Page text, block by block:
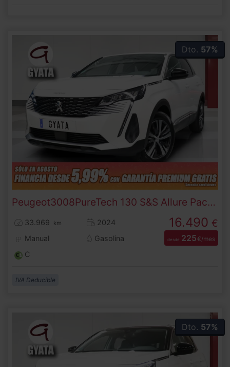
Dto. 57%
Peugeot3008 PureTech 130 S&S Allure Pack 96 kW (130 CV)
33.969 km
2024
Manual
Gasolina
C
16.490 €
desde 225€/mes
IVA Deducible
Dto. 57%